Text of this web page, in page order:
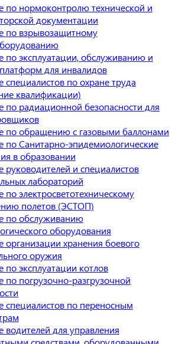
по нормоконтролю технической и
документации
по взрывозащитному
по эксплуатации, обслуживанию и
для инвалидов
специалистов по охране труда
квалификации)
по радиационной безопасности для
по обращению с газовыми баллонами
по Санитарно-эпидемиологические
в образовании
руководителей и специалистов
лабораторий
по электросветотехническому
полетов (ЭСТОП)
по обслуживанию
оборудования
организации хранения боевого
оружия
по эксплуатации котлов
по погрузочно-разгрузочной
специалистов по переносным
водителей для управления